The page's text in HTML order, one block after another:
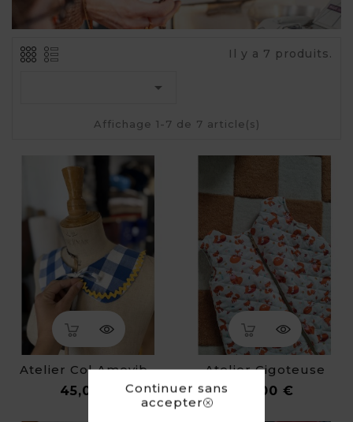
Continuer sans
accepter
Il y a 7 produits.

Affichage 1-7 de 7 article(s)
Atelier Col Amovible
45,00 €
Prix
Atelier Gigoteuse
89,00 €